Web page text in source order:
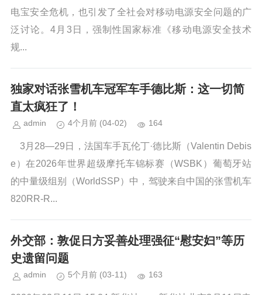
电宝安全危机，也引发了全社会对移动电源安全问题的广
泛讨论。4月3日，强制性国家标准《移动电源安全技术
规...
独家对话张雪机车冠军车手德比斯：这一切简
直太疯狂了！
admin 4个月前 (04-02) 164
3月28—29日，法国车手瓦伦丁·德比斯（Valentin Debis
e）在2026年世界超级摩托车锦标赛（WSBK）葡萄牙站
的中量级组别（WorldSSP）中，驾驶来自中国的张雪机车
820RR-R...
外交部：敦促日方妥善处理强征“慰安妇”等历
史遗留问题
admin 5个月前 (03-11) 163